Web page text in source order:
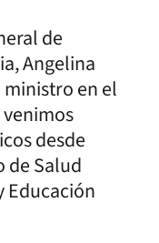
de
Angelina
en el
venimos
desde
de Salud
Educación